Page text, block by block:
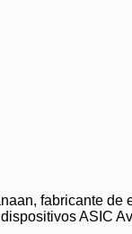
fabricante
ASIC